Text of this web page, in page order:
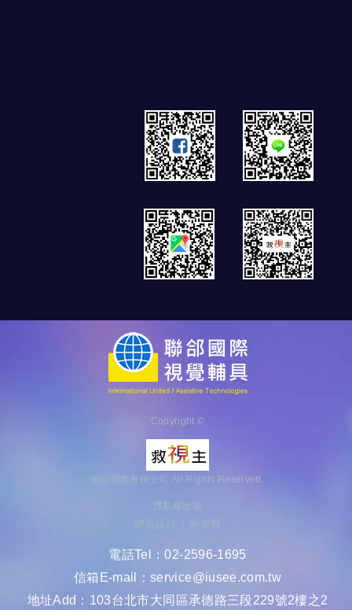
Copyright ©
聯郃國際有限公司 All Rights Reserved.
隱私權政策
網頁設計 │ 新視野
電話Tel：02-2596-1695
信箱E-mail：service@iusee.com.tw
地址Add： 103台北市大同區承德路三段229號2樓之2